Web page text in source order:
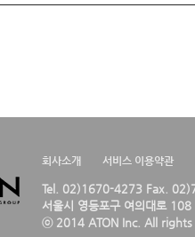
회사소개 서비스 이용약관
Tel. 02)1670-4273 Fax.
서울시 영등포구 여의대로
ⓒ 2014 ATON Inc. All rights